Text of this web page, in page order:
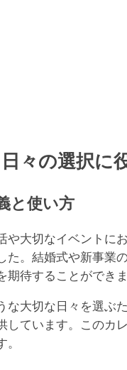
々の選択に
と使い方
や大切なイベントに
た。結婚式や新事業
待することができま
な大切な日々を選ぶ
しています。このカ